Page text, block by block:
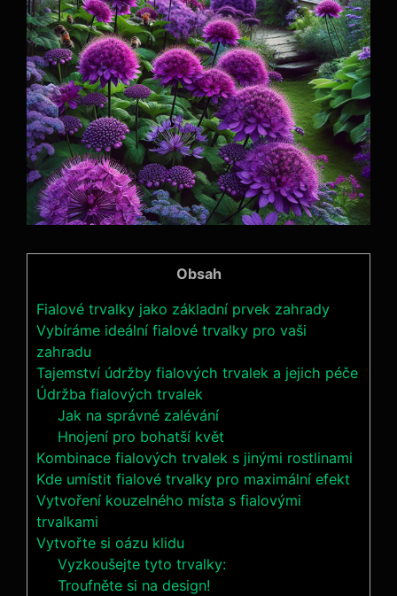
Obsah
Fialové trvalky jako základní prvek zahrady
Vybíráme ideální fialové trvalky pro vaši
zahradu
Tajemství údržby fialových trvalek⁢ a jejich péče
Údržba fialových trvalek
Jak na správné zalévání
Hnojení ​pro bohatší květ
Kombinace fialových trvalek s jinými rostlinami
Kde⁢ umístit fialové trvalky pro maximální efekt
Vytvoření kouzelného místa s fialovými
trvalkami
Vytvořte ⁢si oázu klidu
Vyzkoušejte tyto trvalky:
Troufněte si na design!